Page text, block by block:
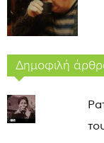
Δημοφιλή